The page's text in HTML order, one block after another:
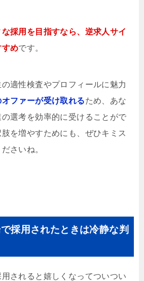
採用を目指すなら、逆求人サイ
すめです。
適性検査やプロフィールに魅力
ファーが受け取れるため、あな
選考を効率的に受けることがで
を増やすためにも、ぜひキミス
さいね。
採用されたときは冷静な判
されると嬉しくなってついつい